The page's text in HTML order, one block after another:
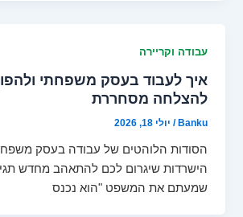
עבודה וקריירה
איך לעבוד בעסק משפחתי
להצלחה מסחררת
Banku
/ יולי 18, 2026
הסודות הלוהטים של עבודה בעסק
הישרדות שיגרום לכם להתאהב מחדש
שמעתם את המשפט "הוא נכנס